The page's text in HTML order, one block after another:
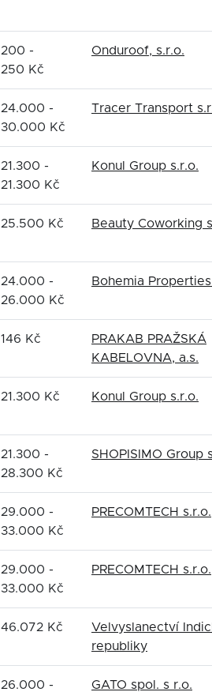
200 -
250 Kč
Onduroof, s.r.o.
24.000 -
30.000 Kč
Tracer Transport
21.300 -
21.300 Kč
Konul Group s.r.o.
25.500 Kč Beauty Coworking
24.000 -
26.000 Kč
Bohemia Properties
146 Kč
PRAKAB PRAŽSKÁ
KABELOVNA, a.s.
21.300 Kč Konul Group s.r.o.
21.300 -
28.300 Kč
SHOPISIMO Group
29.000 -
33.000 Kč
PRECOMTECH s.r.o.
29.000 -
33.000 Kč
PRECOMTECH s.r.o.
46.072 Kč
Velvyslanectví
republiky
26.000 -
GATO spol. s r.o.